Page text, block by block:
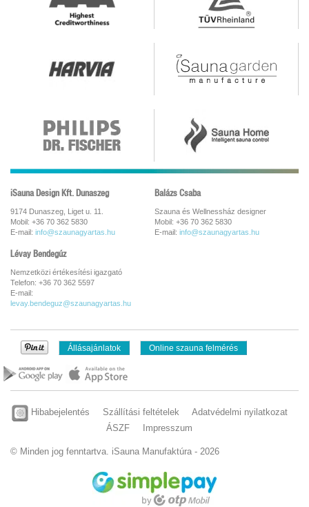
iSauna Design Kft. Dunaszeg
9174 Dunaszeg, Liget u. 11.
Mobil: +36 70 362 5830
E-mail: info@szaunagyartas.hu
Balázs Csaba
Szauna és Wellnessház designer
Mobil: +36 70 362 5830
E-mail: info@szaunagyartas.hu
Lévay Bendegúz
Nemzetközi értékesítési igazgató
Telefon: +36 70 362 5597
E-mail:
levay.bendeguz@szaunagyartas.hu
Állásajánlatok Online szauna felmérés
Hibabejelentés Szállítási feltételek
Adatvédelmi nyilatkozat
ÁSZF
Impresszum
© Minden jog fenntartva. iSauna Manufaktúra - 2026